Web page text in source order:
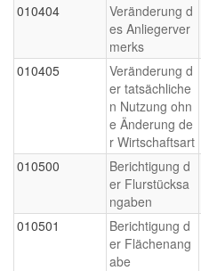
010404
Veränderung d
es Anliegerver
merks
010405
Veränderung d
er tatsächliche
n Nutzung ohn
e Änderung de
r Wirtschaftsart
010500
Berichtigung d
er Flurstücksa
ngaben
010501
Berichtigung d
er Flächenang
abe